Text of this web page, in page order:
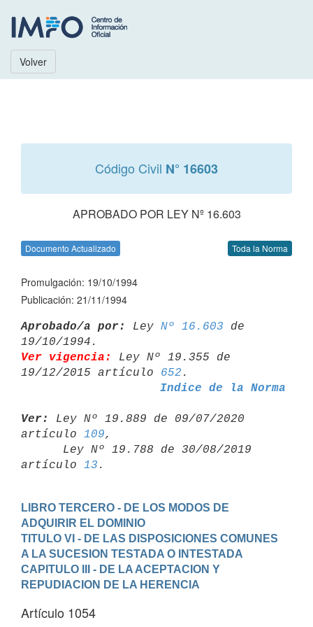
Volver
Código Civil N° 16603
APROBADO POR LEY Nº 16.603
Documento Actualizado Toda la Norma
Promulgación: 19/10/1994
Publicación: 21/11/1994
Aprobado/a por: Ley Nº 16.603 de
Ver vigencia:
Ley Nº 19.355 de
19/12/2015 artículo 652
Indice de la Norma
Ver:
Ley Nº 19.889 de 09/07/2020
artículo 109,
artículo 13
LIBRO TERCERO - DE LOS MODOS DE
ADQUIRIR EL DOMINIO
TITULO VI - DE LAS DISPOSICIONES COMUNES
A LA SUCESION TESTADA O INTESTADA
CAPITULO III - DE LA ACEPTACION Y
REPUDIACION DE LA HERENCIA
Artículo 1054